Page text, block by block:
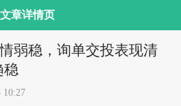
文章详情页
弱稳，询单交投表现清
稳
10:27